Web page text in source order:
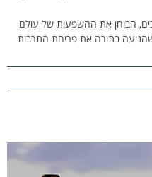
הבוחן את ההשפעות של עולם
בתורה את פריחת התרבות